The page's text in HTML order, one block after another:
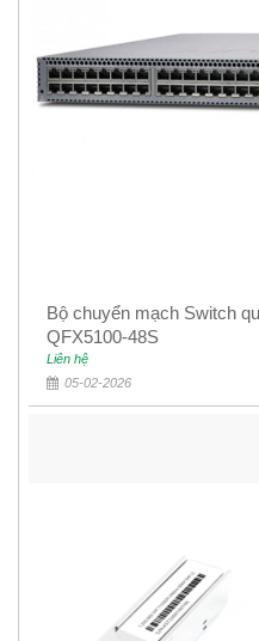
Bộ chuyển mạch Switch
QFX5100-48S
Liên hệ
05-02-2026